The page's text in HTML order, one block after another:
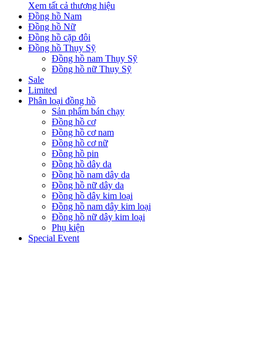
Xem tất cả thương hiệu
Đồng hồ Nam
Đồng hồ Nữ
Đồng hồ cặp đôi
Đồng hồ Thụy Sỹ
Đồng hồ nam Thụy Sỹ
Đồng hồ nữ Thụy Sỹ
Sale
Limited
Phân loại đồng hồ
Sản phẩm bán chạy
Đồng hồ cơ
Đồng hồ cơ nam
Đồng hồ cơ nữ
Đồng hồ pin
Đồng hồ dây da
Đồng hồ nam dây da
Đồng hồ nữ dây da
Đồng hồ dây kim loại
Đồng hồ nam dây kim loại
Đồng hồ nữ dây kim loại
Phụ kiện
Special Event